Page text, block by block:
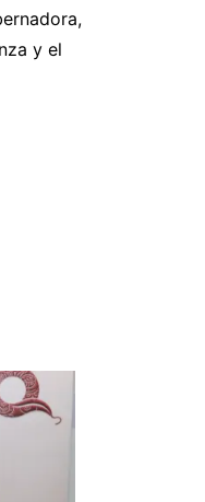
y el